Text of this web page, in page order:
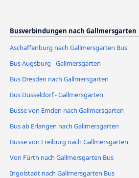
Busverbindungen nach Gallmersgarten
Aschaffenburg nach Gallmersgarten Bus
Bus Augsburg - Gallmersgarten
Bus Dresden nach Gallmersgarten
Bus Düsseldorf - Gallmersgarten
Busse von Emden nach Gallmersgarten
Bus ab Erlangen nach Gallmersgarten
Busse von Freiburg nach Gallmersgarten
Von Fürth nach Gallmersgarten Bus
Ingolstadt nach Gallmersgarten Bus